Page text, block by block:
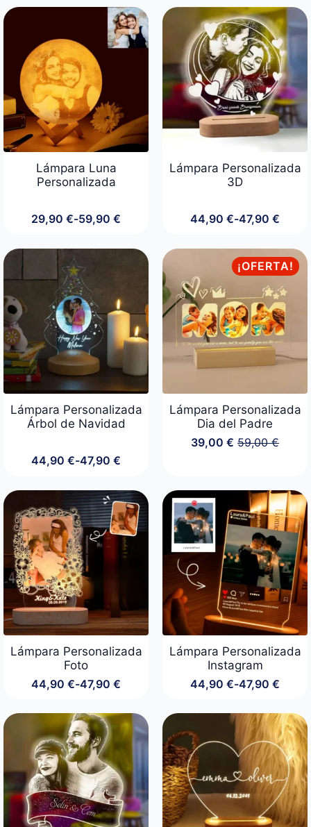
precios:
44,90 €
hasta
47,90 €
era:
129,00 €.
es:
99,00 €.
Lámpara Luna
Personalizada
29,90 €-59,90 €
Rango
precios:
desde
29,90 €
hasta
59,90 €
Lámpara Personalizada
3D
44,90 €-47,90 €
Rango
precios:
desde
44,90 €
hasta
47,90 €
Lámpara Personalizada
Árbol de Navidad
44,90 €-47,90 €
Rango
precios:
desde
44,90 €
hasta
47,90 €
¡OFERTA!
Lámpara Personalizada
Dia del Padre
59,00€
El
era:
59,00 €.
39,00€ El
es:
39,00 €.
Lámpara Personalizada
Foto
44,90 €-47,90 €
Rango
precios:
desde
44,90 €
hasta
47,90 €
Lámpara Personalizada
Instagram
44,90 €-47,90 €
Rango
precios:
desde
44,90 €
hasta
47,90 €